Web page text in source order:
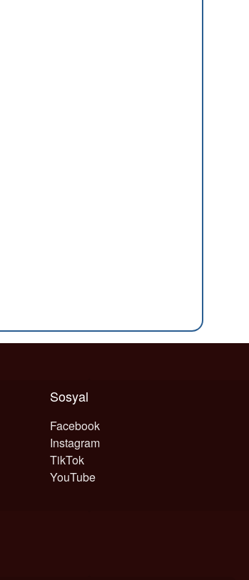
Sosyal
Facebook
Instagram
TikTok
YouTube